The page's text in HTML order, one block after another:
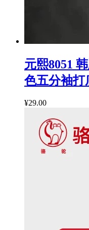
元熙8051
色五分袖打
¥29.00